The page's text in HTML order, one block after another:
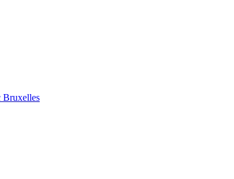
Bruxelles